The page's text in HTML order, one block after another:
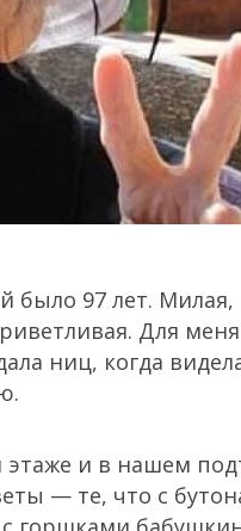
было 97 лет. Милая,
Для
ниц, когда
и в нашем
— те, что с